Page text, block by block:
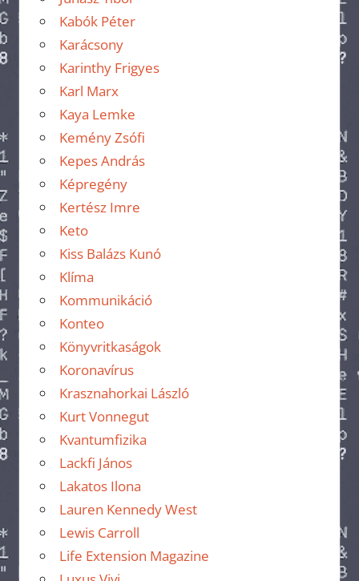
Kabók Péter
Karácsony
Karinthy Frigyes
Karl Marx
Kaya Lemke
Kemény Zsófi
Kepes András
Képregény
Kertész Imre
Keto
Kiss Balázs Kunó
Klíma
Kommunikáció
Konteo
Könyvritkaságok
Koronavírus
Krasznahorkai László
Kurt Vonnegut
Kvantumfizika
Lackfi János
Lakatos Ilona
Lauren Kennedy West
Lewis Carroll
Life Extension Magazine